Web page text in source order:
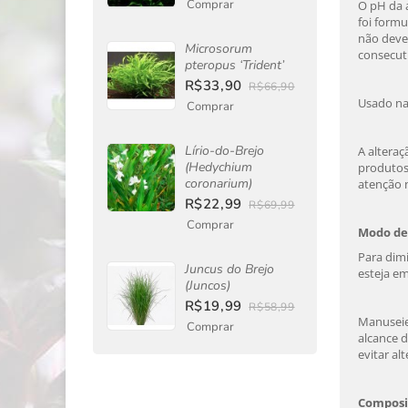
Comprar
Microsorum
pteropus ‘Trident’
R$33,90 R$66,90
Comprar
Lírio-do-Brejo
(Hedychium
coronarium)
R$22,99 R$69,99
Comprar
Juncus do Brejo
(Juncos)
R$19,99 R$58,99
Comprar
O pH da
foi
não
Usado
A
atenção
Modo
Para
esteja
alcance
evitar